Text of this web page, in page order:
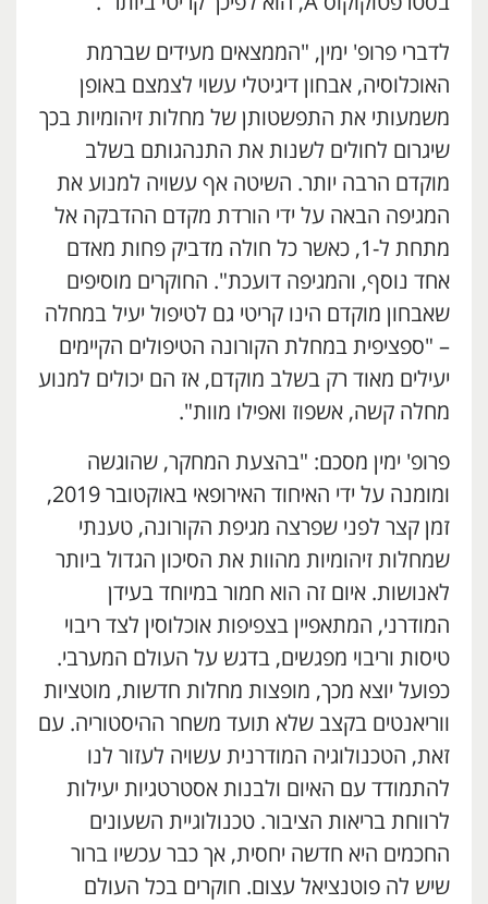
לדברי פרופ' ימין, "הממצאים מעידים שברמת
האוכלוסיה, אבחון דיגיטלי עשוי לצמצם באופן
משמעותי את התפשטותן של מחלות זיהומיות בכך
שיגרום לחולים לשנות את התנהגותם בשלב
מוקדם הרבה יותר. השיטה אף עשויה למנוע את
המגיפה הבאה על ידי הורדת מקדם ההדבקה אל
מתחת ל-1, כאשר כל חולה מדביק פחות מאדם
אחד נוסף, והמגיפה דועכת". החוקרים מוסיפים
שאבחון מוקדם הינו קריטי גם לטיפול יעיל במחלה
– "ספציפית במחלת הקורונה הטיפולים הקיימים
יעילים מאוד רק בשלב מוקדם, אז הם יכולים למנוע
מחלה קשה, אשפוז ואפילו מוות".
פרופ' ימין מסכם: "בהצעת המחקר, שהוגשה
ומומנה על ידי האיחוד האירופאי באוקטובר 2019,
זמן קצר לפני שפרצה מגיפת הקורונה, טענתי
שמחלות זיהומיות מהוות את הסיכון הגדול ביותר
לאנושות. איום זה הוא חמור במיוחד בעידן
המודרני, המתאפיין בצפיפות אוכלוסין לצד ריבוי
טיסות וריבוי מפגשים, בדגש על העולם המערבי.
כפועל יוצא מכך, מופצות מחלות חדשות, מוטציות
ווריאנטים בקצב שלא תועד משחר ההיסטוריה. עם
זאת, הטכנולוגיה המודרנית עשויה לעזור לנו
להתמודד עם האיום ולבנות אסטרטגיות יעילות
לרווחת בריאות הציבור. טכנולוגיית השעונים
החכמים היא חדשה יחסית, אך כבר עכשיו ברור
שיש לה פוטנציאל עצום. חוקרים בכל העולם